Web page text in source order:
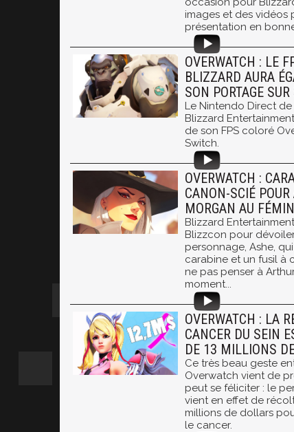
images et des vidéos
présentation en
OVERWATCH : LE
BLIZZARD AURA
SON PORTAGE
Le Nintendo Direct
Blizzard
de son FPS coloré
Switch.
OVERWATCH :
CANON-SCIÉ
MORGAN AU
Blizzard
Blizzcon pour
personnage, Ashe,
carabine et un fusil à
ne pas penser à
moment...
OVERWATCH : LA
CANCER DU SEIN
DE 13 MILLIONS
Ce très beau geste
Overwatch vient de
peut se féliciter : le
vient en effet de
millions de dollars
le cancer.